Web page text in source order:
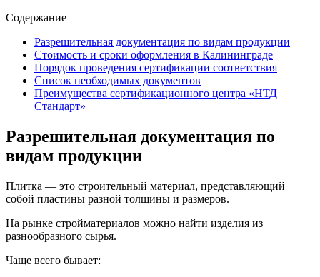
Содержание
Разрешительная документация по видам продукции
Стоимость и сроки оформления в Калининграде
Порядок проведения сертификации соответствия
Список необходимых документов
Преимущества сертификационного центра «НТД
Стандарт»
Разрешительная документация по
видам продукции
Плитка — это строительный материал, представляющий
собой пластины разной толщины и размеров.
На рынке стройматериалов можно найти изделия из
разнообразного сырья.
Чаще всего бывает: